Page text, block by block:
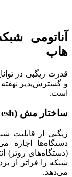
آناتومی
هاب
قدرت زیگبی در
است.
ساختار مش (Mesh): قلب تپنده پایداری
زیگبی از قابلیت
دستگاه‌ها اجازه
(دستگاه‌های روتر)
شبکه را فراتر از
می‌دهد.